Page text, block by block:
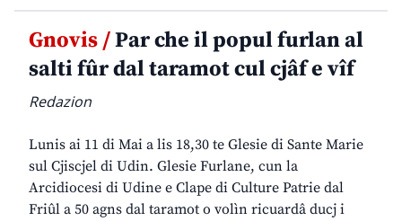
Gnovis /Par che il popul furlan al
salti fûr dal taramot cul cjâf e vîf
Redazion
Lunis ai 11 di Mai a lis 18,30 te Glesie di Sante Marie
sul Cjiscjel di Udin. Glesie Furlane, cun la
Arcidiocesi di Udine e Clape di Culture Patrie dal
Friûl a 50 agns dal taramot o volìn ricuardâ ducj i